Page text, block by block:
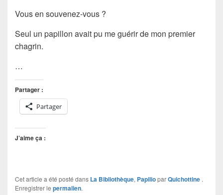
Vous en souvenez-vous ?
Seul un papillon avait pu me guérir de mon premier
chagrin.
…
Partager :
Partager
J’aime ça :
Cet article a été posté dans La Bibliothèque, PapilioparQuichottine .
Enregistrer le permalien.